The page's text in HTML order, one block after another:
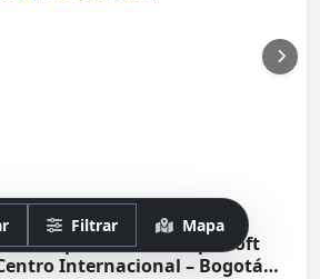
Filtrar Mapa
apartaestudio tipo Loft
Internacional – Bogotá